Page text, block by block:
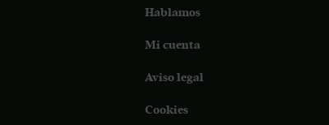
Hablamos
Mi cuenta
Aviso legal
Cookies